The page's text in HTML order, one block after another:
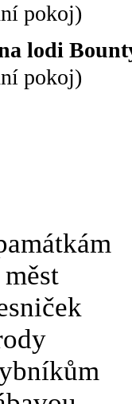
pokoj)
lodi
pokoj)